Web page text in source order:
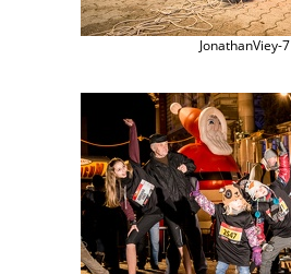
JonathanViey-7